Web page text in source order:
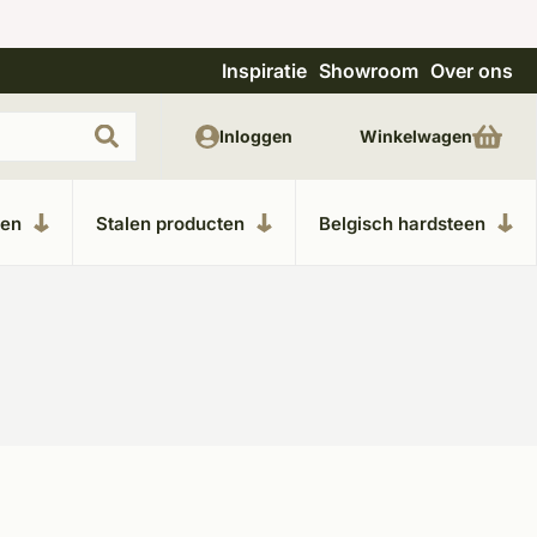
Uitgebreide showroom in Kesteren Unieke
Inspiratie Showroom Over ons
Stalen producten Belgisch hardsteen
Inloggen Winkelwagen